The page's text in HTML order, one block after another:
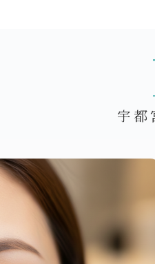
宇